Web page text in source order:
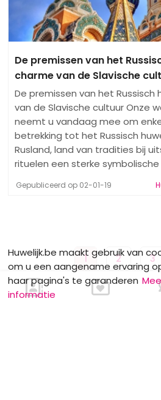
De premissen van het
charme van de Slavische
De premissen van het Russisch
van de Slavische cultuur Onze
neemt u vandaag mee om
betrekking tot het Russisch
Rusland, land van tradities bij
rituelen een sterke
Gepubliceerd op 02-01-19
1 2 3
Huwelijk.be maakt gebruik van
om u een aangename ervaring
haar pagina's te garanderen
informatie